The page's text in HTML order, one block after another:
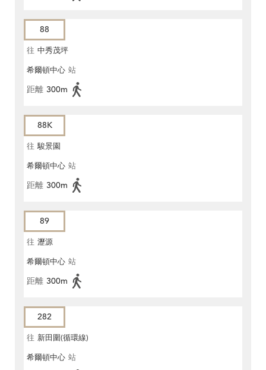
88
往 中秀茂坪
希爾頓中心 站
距離 300m
88K
往 駿景園
希爾頓中心 站
距離 300m
89
往 瀝源
希爾頓中心 站
距離 300m
282
往 新田圍(循環線)
希爾頓中心 站